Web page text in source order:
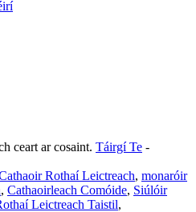
ceart ar cosaint. Táirgí Te -
Rothaí Leictreach, monaróir
, Cathaoirleach Comóide, Siúlóir
Leictreach Taistil,